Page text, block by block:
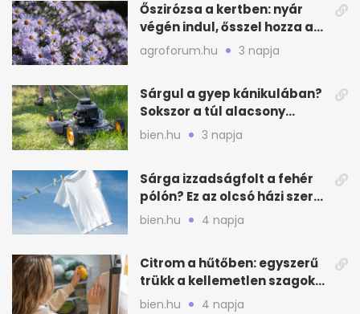
Őszirózsa a kertben: nyár
végén indul, ősszel hozza a
színét
agroforum.hu 3 napja
Sárgul a gyep kánikulában?
Sokszor a túl alacsony
fűnyírás a gond
bien.hu 3 napja
Sárga izzadságfolt a fehér
pólón? Ez az olcsó házi szer
beválhat
bien.hu 4 napja
Citrom a hűtőben: egyszerű
trükk a kellemetlen szagok
ellen
bien.hu 4 napja